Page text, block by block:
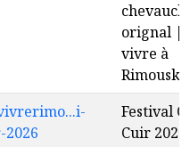
orignal |
vivre à
Rimouski
Festival
Cuir